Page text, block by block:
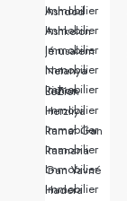
Immobilier Ashdod
Immobilier Ashkelon
Immobilier Jérusalem
Immobilier Netanya
Immobilier Rishon LeZion
Immobilier Herzliya
Immobilier Ramat Gan
Immobilier Raanana
Immobilier Gan Yavné
Immobilier Hadera